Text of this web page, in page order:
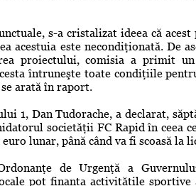
s-a cristalizat ideea că
acestuia este necondiţionată. De
proiectului, comisia a primit
întruneşte toate condiţiile
arată în raport.
1, Dan Tudorache, a declarat,
societăţii FC Rapid în ceea
lunar, până când va fi scoasă la
de Urgenţă a
pot finanţa activităţile